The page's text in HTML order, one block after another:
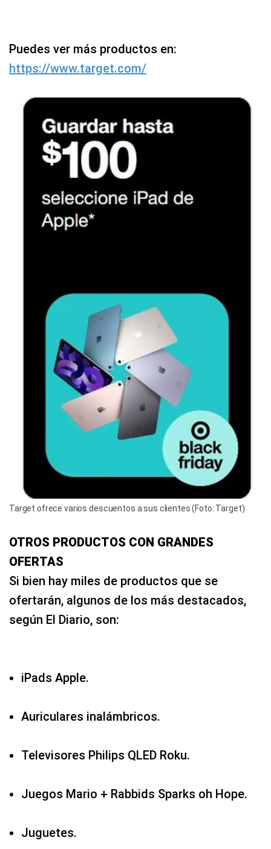
Puedes ver más productos en:
https://www.target.com/
Target ofrece varios descuentos a sus clientes (Foto: Target)
OTROS PRODUCTOS CON GRANDES
OFERTAS
Si bien hay miles de productos que se
ofertarán, algunos de los más destacados,
según El Diario, son:
iPads Apple.
Auriculares inalámbricos.
Televisores Philips QLED Roku.
Juegos Mario + Rabbids Sparks oh Hope.
Juguetes.